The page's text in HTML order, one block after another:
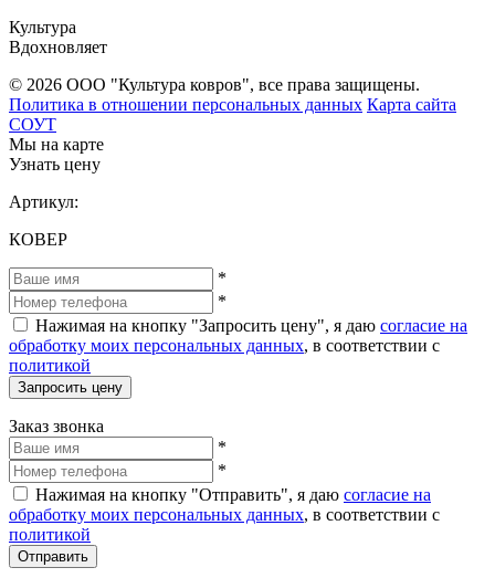
Культура
Вдохновляет
© 2026 ООО "Культура ковров", все права защищены.
Политика в отношении персональных данных Карта сайта
СОУТ
Мы на карте
Узнать цену
Артикул:
КОВЕР
*
*
Нажимая на кнопку "Запросить цену", я даю согласие на
обработку моих персональных данных, в соответствии с
политикой
Запросить цену
Заказ звонка
*
*
Нажимая на кнопку "Отправить", я даю согласие на
обработку моих персональных данных, в соответствии с
политикой
Отправить